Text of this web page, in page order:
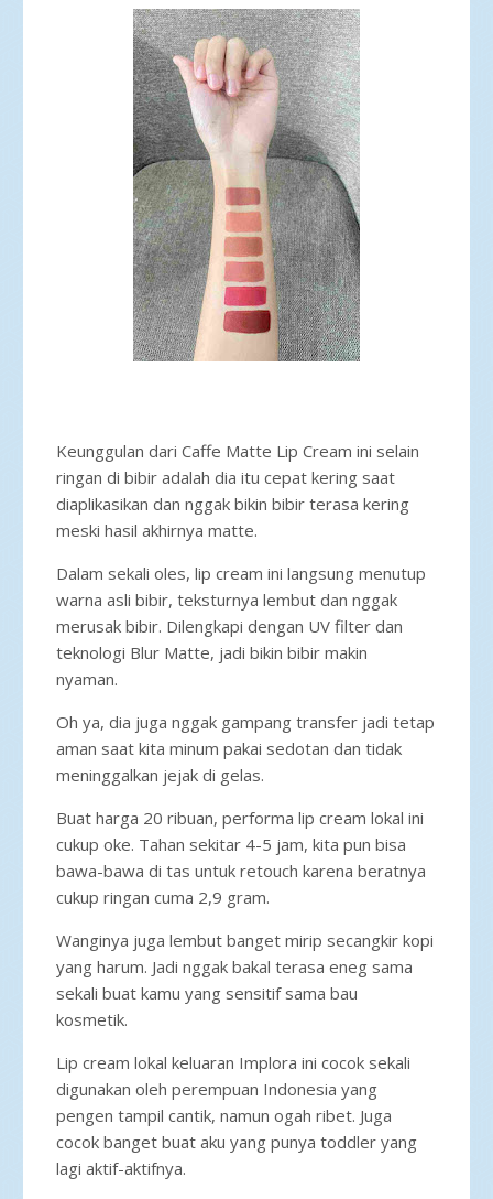
Keunggulan dari Caffe Matte Lip Cream ini selain
ringan di bibir adalah dia itu cepat kering saat
diaplikasikan dan nggak bikin bibir terasa kering
meski hasil akhirnya matte.
Dalam sekali oles, lip cream ini langsung menutup
warna asli bibir, teksturnya lembut dan nggak
merusak bibir. Dilengkapi dengan UV filter dan
teknologi Blur Matte, jadi bikin bibir makin
nyaman.
Oh ya, dia juga nggak gampang transfer jadi tetap
aman saat kita minum pakai sedotan dan tidak
meninggalkan jejak di gelas.
Buat harga 20 ribuan, performa lip cream lokal ini
cukup oke. Tahan sekitar 4-5 jam, kita pun bisa
bawa-bawa di tas untuk retouch karena beratnya
cukup ringan cuma 2,9 gram.
Wanginya juga lembut banget mirip secangkir kopi
yang harum. Jadi nggak bakal terasa eneg sama
sekali buat kamu yang sensitif sama bau
kosmetik.
Lip cream lokal keluaran Implora ini cocok sekali
digunakan oleh perempuan Indonesia yang
pengen tampil cantik, namun ogah ribet. Juga
cocok banget buat aku yang punya toddler yang
lagi aktif-aktifnya.